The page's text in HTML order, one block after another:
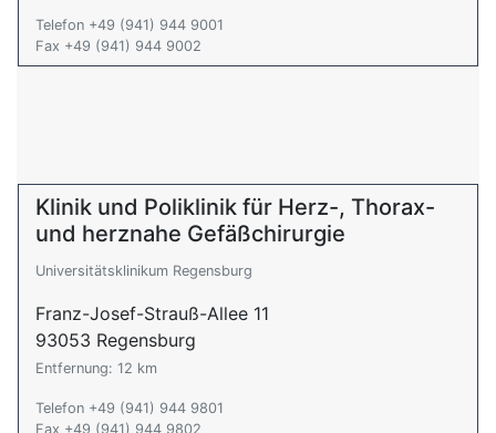
Telefon +49 (941) 944 9001
Fax +49 (941) 944 9002
Klinik und Poliklinik für Herz-, Thorax-
und herznahe Gefäßchirurgie
Universitätsklinikum Regensburg
Franz-Josef-Strauß-Allee 11
93053 Regensburg
Entfernung: 12 km
Telefon +49 (941) 944 9801
Fax +49 (941) 944 9802